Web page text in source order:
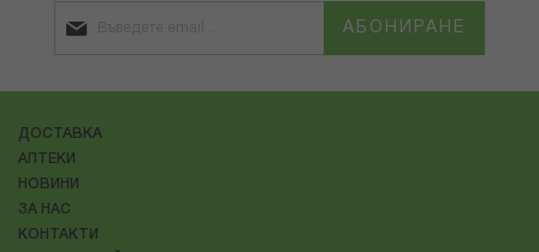
АБОНИРАНЕ
ДОСТАВКА
АПТЕКИ
НОВИНИ
ЗА НАС
КОНТАКТИ